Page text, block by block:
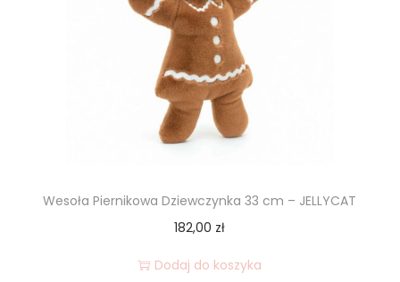
Wesoła Piernikowa Dziewczynka 33 cm – JELLYCAT
182,00 zł
Dodaj do koszyka